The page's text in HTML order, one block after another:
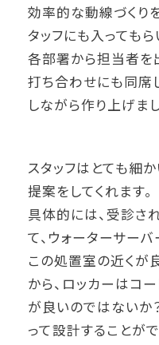
効率的な動線づくり
タッフにも入っても
各部署から担当者を
打ち合わせにも同席
しながら作り上げまし
スタッフはとても細
提案をしてくれます。
具体的には、受診さ
て、ウォーターサーバ
この処置室の近くが
から、ロッカーはコ
が良いのではないか
って設計することがで